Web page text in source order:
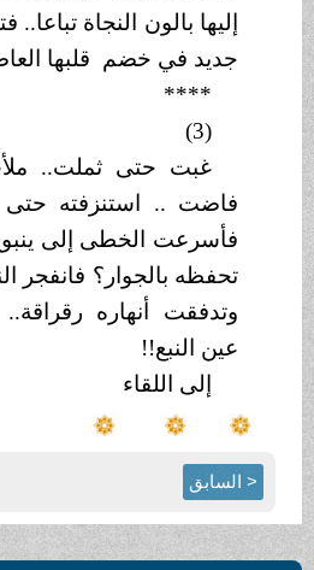
إليها بالون النجاة تباعا..
جديد في خضم قلبها
****
غبت حتى ثملت..
فاضت .. استنزفته حتى
فأسرعت الخطى إلى ينبوع
تحفظه بالجوار؟ فانفجر
وتدفقت أنهاره رقراقة..
عين النبع!!
إلى اللقاء
< السابق